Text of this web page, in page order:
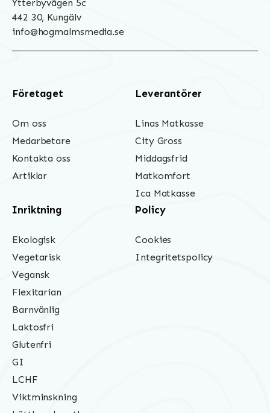
Ytterbyvägen 5c
442 30, Kungälv
info@hogmalmsmedia.se
Företaget
Om oss
Medarbetare
Kontakta oss
Artiklar
Leverantörer
Linas Matkasse
City Gross
Middagsfrid
Matkomfort
Ica Matkasse
Inriktning
Ekologisk
Vegetarisk
Vegansk
Flexitarian
Barnvänlig
Laktosfri
Glutenfri
GI
LCHF
Viktminskning
Policy
Cookies
Integritetspolicy